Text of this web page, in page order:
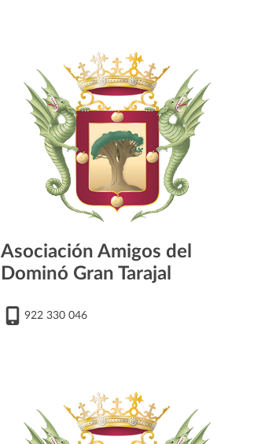
Asociación Amigos del
Dominó Gran Tarajal
922 330 046